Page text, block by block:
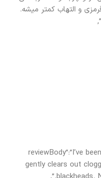
و التهاب کمتر میشه.
“reviewBody”:”I’ve
gently clears out